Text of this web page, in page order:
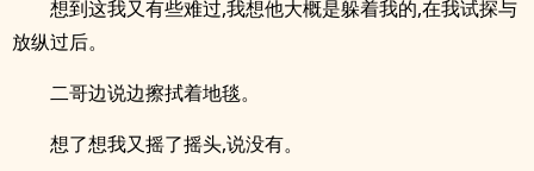
想到这我又有些难过,我想他大概是躲着我的,在我试探与
放纵过后。
二哥边说边擦拭着地毯。
想了想我又摇了摇头,说没有。